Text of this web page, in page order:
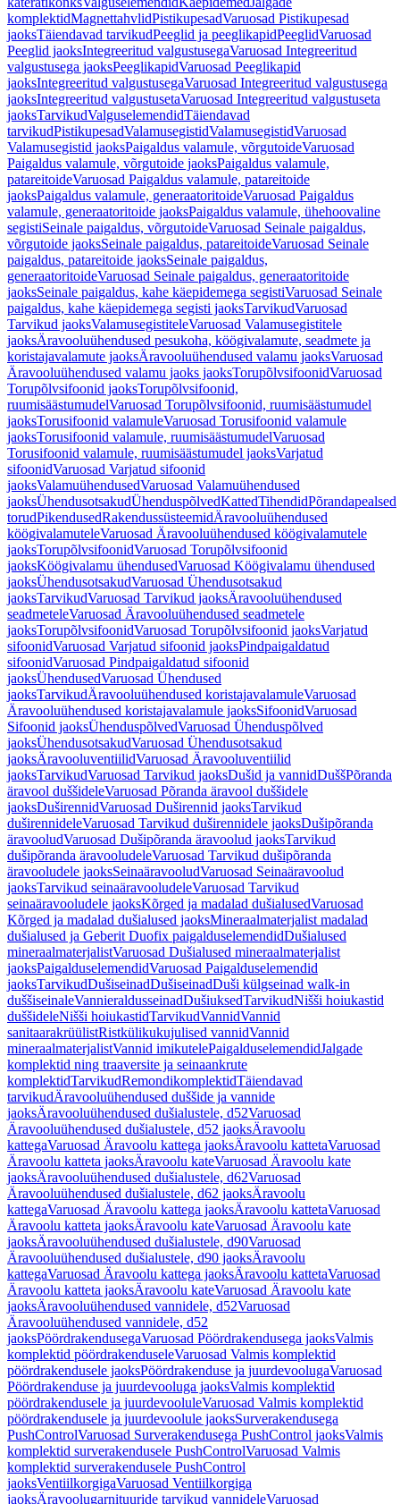
komplektidMagnettahvlidPistikupesadVaruosad Pistikupesad
jaoksTäiendavad tarvikudPeeglid ja peeglikapidPeeglidVaruosad
Peeglid jaoksIntegreeritud valgustusegaVaruosad Integreeritud
valgustusega jaoksPeeglikapidVaruosad Peeglikapid
jaoksIntegreeritud valgustusegaVaruosad Integreeritud valgustusega
jaoksIntegreeritud valgustusetaVaruosad Integreeritud valgustuseta
jaoksTarvikudValguselemendidTäiendavad
tarvikudPistikupesadValamusegistidValamusegistidVaruosad
Valamusegistid jaoksPaigaldus valamule, võrgutoideVaruosad
Paigaldus valamule, võrgutoide jaoksPaigaldus valamule,
patareitoideVaruosad Paigaldus valamule, patareitoide
jaoksPaigaldus valamule, generaatoritoideVaruosad Paigaldus
valamule, generaatoritoide jaoksPaigaldus valamule, ühehoovaline
segistiSeinale paigaldus, võrgutoideVaruosad Seinale paigaldus,
võrgutoide jaoksSeinale paigaldus, patareitoideVaruosad Seinale
paigaldus, patareitoide jaoksSeinale paigaldus,
generaatoritoideVaruosad Seinale paigaldus, generaatoritoide
jaoksSeinale paigaldus, kahe käepidemega segistiVaruosad Seinale
paigaldus, kahe käepidemega segisti jaoksTarvikudVaruosad
Tarvikud jaoksValamusegistiteleVaruosad Valamusegistitele
jaoksÄravooluühendused pesukoha, köögivalamute, seadmete ja
koristajavalamute jaoksÄravooluühendused valamu jaoksVaruosad
Äravooluühendused valamu jaoks jaoksTorupõlvsifoonidVaruosad
Torupõlvsifoonid jaoksTorupõlvsifoonid,
ruumisäästumudelVaruosad Torupõlvsifoonid, ruumisäästumudel
jaoksTorusifoonid valamuleVaruosad Torusifoonid valamule
jaoksTorusifoonid valamule, ruumisäästumudelVaruosad
Torusifoonid valamule, ruumisäästumudel jaoksVarjatud
sifoonidVaruosad Varjatud sifoonid
jaoksValamuühendusedVaruosad Valamuühendused
jaoksÜhendusotsakudÜhenduspõlvedKattedTihendidPõrandapealsed
torudPikendusedRakendussüsteemidÄravooluühendused
köögivalamuteleVaruosad Äravooluühendused köögivalamutele
jaoksTorupõlvsifoonidVaruosad Torupõlvsifoonid
jaoksKöögivalamu ühendusedVaruosad Köögivalamu ühendused
jaoksÜhendusotsakudVaruosad Ühendusotsakud
jaoksTarvikudVaruosad Tarvikud jaoksÄravooluühendused
seadmeteleVaruosad Äravooluühendused seadmetele
jaoksTorupõlvsifoonidVaruosad Torupõlvsifoonid jaoksVarjatud
sifoonidVaruosad Varjatud sifoonid jaoksPindpaigaldatud
sifoonidVaruosad Pindpaigaldatud sifoonid
jaoksÜhendusedVaruosad Ühendused
jaoksTarvikudÄravooluühendused koristajavalamuleVaruosad
Äravooluühendused koristajavalamule jaoksSifoonidVaruosad
Sifoonid jaoksÜhenduspõlvedVaruosad Ühenduspõlved
jaoksÜhendusotsakudVaruosad Ühendusotsakud
jaoksÄravooluventiilidVaruosad Äravooluventiilid
jaoksTarvikudVaruosad Tarvikud jaoksDušid ja vannidDuššPõranda
äravool duššideleVaruosad Põranda äravool duššidele
jaoksDuširennidVaruosad Duširennid jaoksTarvikud
duširennideleVaruosad Tarvikud duširennidele jaoksDušipõranda
äravooludVaruosad Dušipõranda äravoolud jaoksTarvikud
dušipõranda äravooludeleVaruosad Tarvikud dušipõranda
äravooludele jaoksSeinaäravooludVaruosad Seinaäravoolud
jaoksTarvikud seinaäravooludeleVaruosad Tarvikud
seinaäravooludele jaoksKõrged ja madalad dušialusedVaruosad
Kõrged ja madalad dušialused jaoksMineraalmaterjalist madalad
dušialused ja Geberit Duofix paigalduselemendidDušialused
mineraalmaterjalistVaruosad Dušialused mineraalmaterjalist
jaoksPaigalduselemendidVaruosad Paigalduselemendid
jaoksTarvikudDušiseinadDušiseinadDuši külgseinad walk-in
duššiseinaleVannieraldusseinadDušiuksedTarvikudNišši hoiukastid
duššideleNišši hoiukastidTarvikudVannidVannid
sanitaarakrüülistRistkülikukujulised vannidVannid
mineraalmaterjalistVannid imikutelePaigalduselemendidJalgade
komplektid ning traaversite ja seinaankrute
komplektidTarvikudRemondikomplektidTäiendavad
tarvikudÄravooluühendused duššide ja vannide
jaoksÄravooluühendused dušialustele, d52Varuosad
Äravooluühendused dušialustele, d52 jaoksÄravoolu
kattegaVaruosad Äravoolu kattega jaoksÄravoolu kattetaVaruosad
Äravoolu katteta jaoksÄravoolu kateVaruosad Äravoolu kate
jaoksÄravooluühendused dušialustele, d62Varuosad
Äravooluühendused dušialustele, d62 jaoksÄravoolu
kattegaVaruosad Äravoolu kattega jaoksÄravoolu kattetaVaruosad
Äravoolu katteta jaoksÄravoolu kateVaruosad Äravoolu kate
jaoksÄravooluühendused dušialustele, d90Varuosad
Äravooluühendused dušialustele, d90 jaoksÄravoolu
kattegaVaruosad Äravoolu kattega jaoksÄravoolu kattetaVaruosad
Äravoolu katteta jaoksÄravoolu kateVaruosad Äravoolu kate
jaoksÄravooluühendused vannidele, d52Varuosad
Äravooluühendused vannidele, d52
jaoksPöördrakendusegaVaruosad Pöördrakendusega jaoksValmis
komplektid pöördrakenduseleVaruosad Valmis komplektid
pöördrakendusele jaoksPöördrakenduse ja juurdevoolugaVaruosad
Pöördrakenduse ja juurdevooluga jaoksValmis komplektid
pöördrakendusele ja juurdevooluleVaruosad Valmis komplektid
pöördrakendusele ja juurdevoolule jaoksSurverakendusega
PushControlVaruosad Surverakendusega PushControl jaoksValmis
komplektid surverakendusele PushControlVaruosad Valmis
komplektid surverakendusele PushControl
jaoksVentiilkorgigaVaruosad Ventiilkorgiga
jaoksÄravoolugarnituuride tarvikud vannideleVaruosad